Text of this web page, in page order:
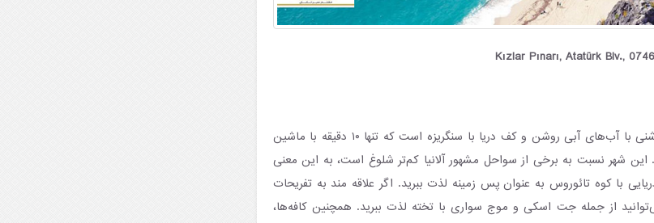
ساحل پرتاکال یک ساحل عمومی شنی با آب‌های آبی روشن و کف دریا با سنگریزه است که تنها ۱۰ دقیقه با ماشین
این شهر نسبت به برخی از سواحل مشهور آلانیا کم‌تر شلوغ است، به این معنی
با کوه تائوروس به عنوان پس زمینه لذت ببرید. اگر علاقه مند به تفریحات
از جمله جت اسکی و موج سواری با تخته لذت ببرید. همچنین کافه‌ها،